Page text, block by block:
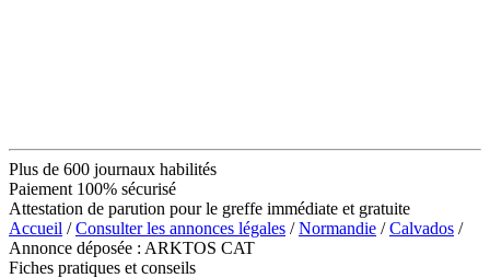
Plus de 600 journaux habilités
Paiement 100% sécurisé
Attestation de parution pour le greffe immédiate et gratuite
Accueil /Consulter les annonces légales /Normandie /Calvados /
Annonce déposée : ARKTOS CAT
Fiches pratiques et conseils